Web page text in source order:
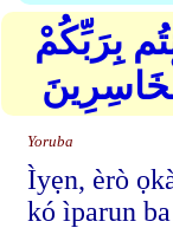
بِرَبِّكُمْ
Yoruba
Ìyẹn, èrò
kó ìparun